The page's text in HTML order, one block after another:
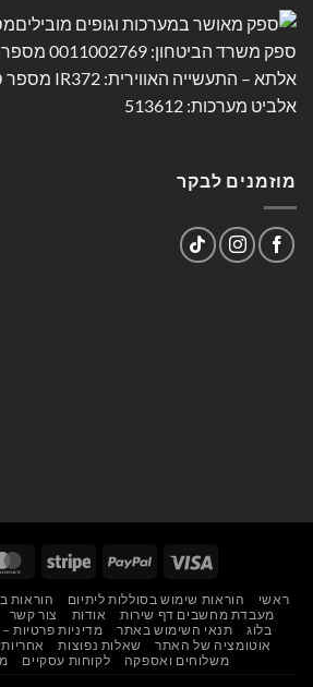
מוזמנים לבקר
Visa
PayPal
Stripe
ראשי הוראות שימוש בסוללות ליתיום
הוראות
מעבדת מחשבים דף שירות
אודות צור קשר
בלוג
תנאי השימוש באתר
מדיניות פרטיות –
אוטומציה של האתר
שאלות נפוצות אחריות
משלוחים ואספקה
לקוחות עסקיים